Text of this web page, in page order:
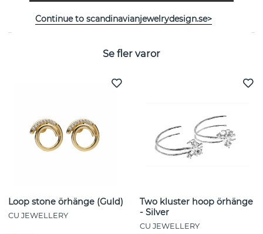
Se fler varor
Loop stone örhänge (Guld)
CU JEWELLERY
Two kluster hoop örhänge
- Silver
CU JEWELLERY
Continue to scandinavianjewelrydesign.se>